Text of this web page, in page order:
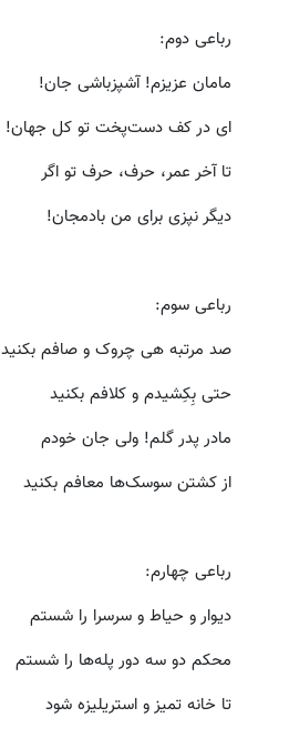
رباعی دوم:
مامان عزیزم! آشپزباشی جان!
ای در کف دست‌پخت تو کل جهان!
تا آخر عمر، حرف، حرف تو اگر
دیگر نپزی برای من بادمجان!
رباعی سوم:
صد مرتبه هی چروک و صافم بکنید
حتی بِکِشیدم و کلافم بکنید
مادر پدر گلم! ولی جان خودم
از کشتن سوسک‌ها معافم بکنید
رباعی چهارم:
دیوار و حیاط و سرسرا را شستم
محکم دو سه دور پله‌ها را شستم
تا خانه تمیز و استریلیزه شود